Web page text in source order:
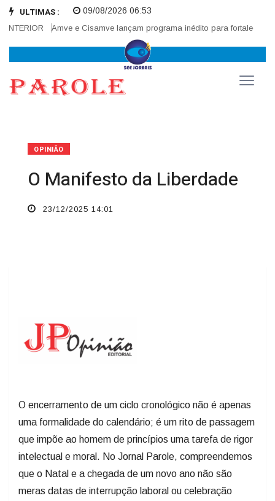
ULTIMAS :
Amve e Cisamve lançam programa inédito para fortalecer
09/08/2026 06:53
OPINIÃO
O Manifesto da Liberdade
23/12/2025 14:01
O encerramento de um ciclo cronológico não é apenas
uma formalidade do calendário; é um rito de passagem
que impõe ao homem de princípios uma tarefa de rigor
intelectual e moral. No Jornal Parole, compreendemos
que o Natal e a chegada de um novo ano não são
meras datas de interrupção laboral ou celebração